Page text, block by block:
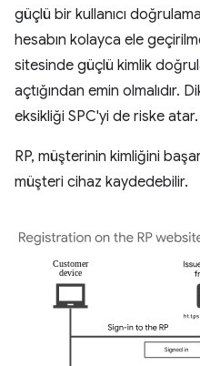
güçlü bir kullanıcı
hesabın kolayca ele
sitesinde güçlü kimlik
açtığından emin olmalıdır.
eksikliği SPC'yi de riske atar.
RP, müşterinin kimliğini
müşteri cihaz kaydedebilir.